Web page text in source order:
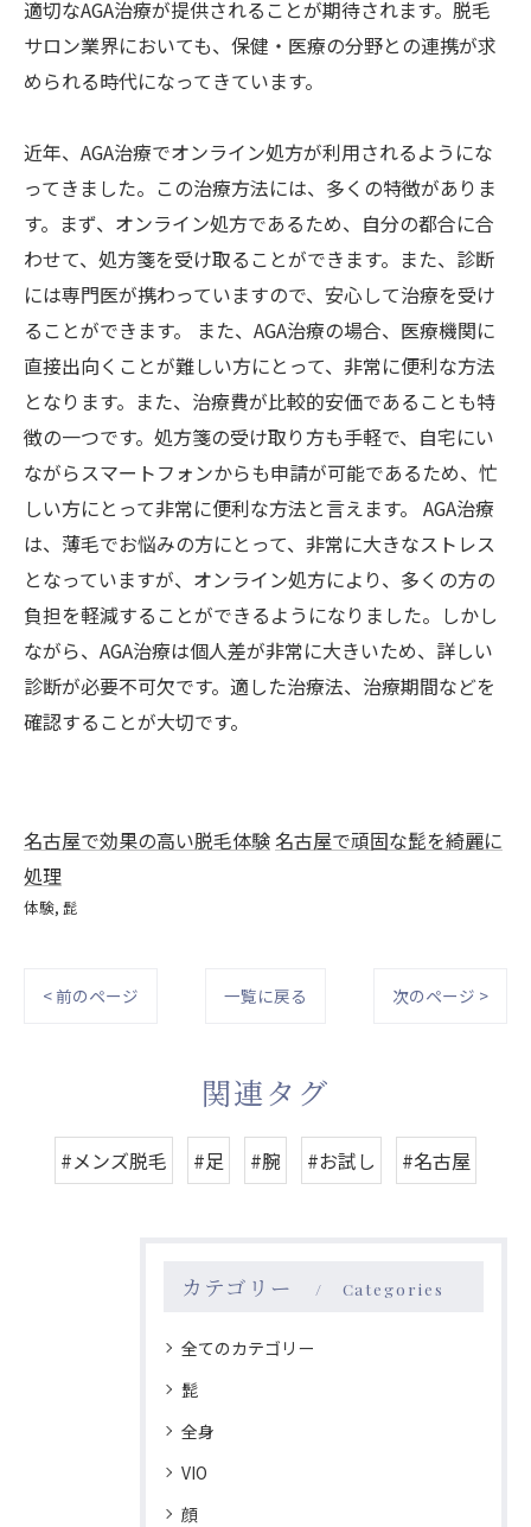
適切なAGA治療が提供されることが期待されます。脱毛
サロン業界においても、保健・医療の分野との連携が求
められる時代になってきています。
近年、AGA治療でオンライン処方が利用されるようにな
ってきました。この治療方法には、多くの特徴がありま
す。まず、オンライン処方であるため、自分の都合に合
わせて、処方箋を受け取ることができます。また、診断
には専門医が携わっていますので、安心して治療を受け
ることができます。 また、AGA治療の場合、医療機関に
直接出向くことが難しい方にとって、非常に便利な方法
となります。また、治療費が比較的安価であることも特
徴の一つです。処方箋の受け取り方も手軽で、自宅にい
ながらスマートフォンからも申請が可能であるため、忙
しい方にとって非常に便利な方法と言えます。 AGA治療
は、薄毛でお悩みの方にとって、非常に大きなストレス
となっていますが、オンライン処方により、多くの方の
負担を軽減することができるようになりました。しかし
ながら、AGA治療は個人差が非常に大きいため、詳しい
診断が必要不可欠です。適した治療法、治療期間などを
確認することが大切です。
名古屋で効果の高い脱毛体験 名古屋で頑固な髭を綺麗に
処理
体験 髭
< 前のページ 一覧に戻る 次のページ >
関連タグ
#メンズ脱毛 #足 #腕 #お試し #名古屋
カテゴリー Categories
全てのカテゴリー
髭
全身
VIO
顔